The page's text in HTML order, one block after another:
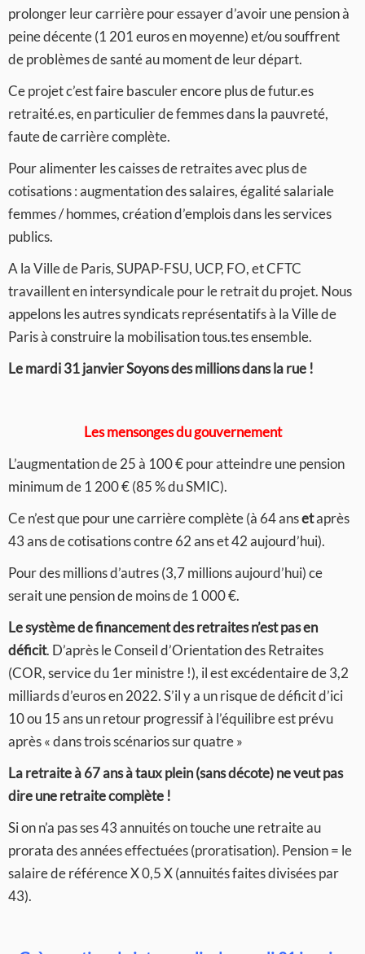
prolonger leur carrière pour essayer d’avoir une pension à
peine décente (1 201 euros en moyenne) et/ou souffrent
de problèmes de santé au moment de leur départ.
Ce projet c’est faire basculer encore plus de futur.es
retraité.es, en particulier de femmes dans la pauvreté,
faute de carrière complète.
Pour alimenter les caisses de retraites avec plus de
cotisations : augmentation des salaires, égalité salariale
femmes / hommes, création d’emplois dans les services
publics.
A la Ville de Paris, SUPAP-FSU, UCP, FO, et CFTC
travaillent en intersyndicale pour le retrait du projet. Nous
appelons les autres syndicats représentatifs à la Ville de
Paris à construire la mobilisation tous.tes ensemble.
Le mardi 31 janvier Soyons des millions dans la rue !
Les mensonges du gouvernement
L’augmentation de 25 à 100 € pour atteindre une pension
minimum de 1 200 € (85 % du SMIC).
Ce n’est que pour une carrière complète (à 64 ansetaprès
43 ans de cotisations contre 62 ans et 42 aujourd’hui).
Pour des millions d’autres (3,7 millions aujourd’hui) ce
serait une pension de moins de 1 000 €.
Le système de financement des retraites n’est pas en
déficit. D’après le Conseil d’Orientation des Retraites
(COR, service du 1er ministre !), il est excédentaire de 3,2
milliards d’euros en 2022. S’il y a un risque de déficit d’ici
10 ou 15 ans un retour progressif à l’équilibre est prévu
après « dans trois scénarios sur quatre »
La retraite à 67 ans à taux plein (sans décote) ne veut pas
dire une retraite complète !
Si on n’a pas ses 43 annuités on touche une retraite au
prorata des années effectuées (proratisation). Pension = le
salaire de référence X 0,5 X (annuités faites divisées par
43).